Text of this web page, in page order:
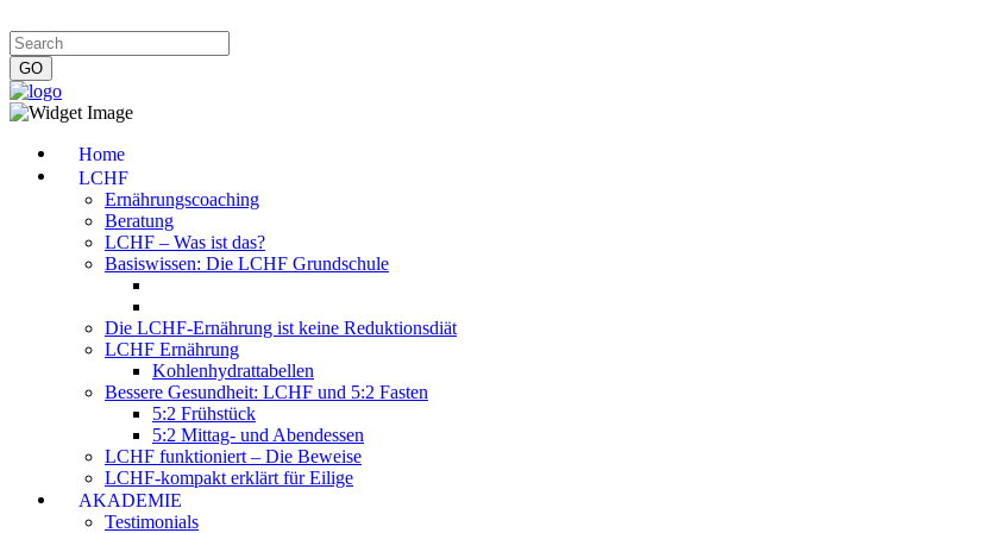
Home
LCHF
Ernährungscoaching
Beratung
LCHF – Was ist das?
Basiswissen: Die LCHF Grundschule
Die LCHF-Ernährung ist keine Reduktionsdiät
LCHF Ernährung
Kohlenhydrattabellen
Bessere Gesundheit: LCHF und 5:2 Fasten
5:2 Frühstück
5:2 Mittag- und Abendessen
LCHF funktioniert – Die Beweise
LCHF-kompakt erklärt für Eilige
AKADEMIE
Testimonials